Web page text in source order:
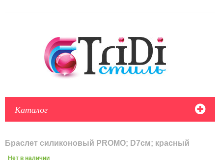
Каталог
Браслет силиконовый PROMO; D7см; красный
Нет в наличии